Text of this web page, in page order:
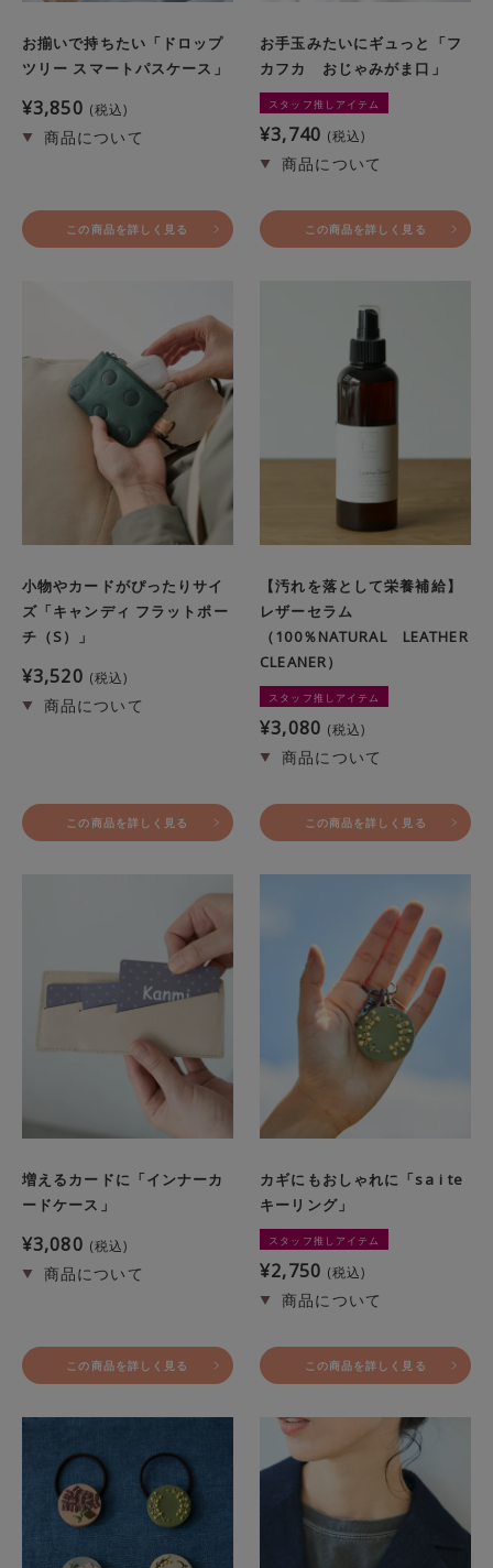
お揃いで持ちたい「ドロップ
ツリー スマートパスケース」
¥3,850 税込
この商品を詳しく見る
お手玉みたいにギュっと「フ
カフカ おじゃみがま口」
スタッフ推しアイテム
¥3,740 税込
この商品を詳しく見る
小物やカードがぴったりサイ
ズ「キャンディ フラットポー
チ（S）」
¥3,520 税込
この商品を詳しく見る
【汚れを落として栄養補給】
レザーセラム
（100％NATURAL LEATHER
CLEANER）
スタッフ推しアイテム
¥3,080 税込
この商品を詳しく見る
増えるカードに「インナーカ
ードケース」
¥3,080 税込
この商品を詳しく見る
カギにもおしゃれに「sa i te
キーリング」
スタッフ推しアイテム
¥2,750 税込
この商品を詳しく見る